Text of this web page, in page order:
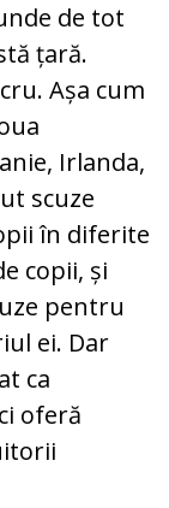
de tot
țară.
Așa cum
Irlanda,
scuze
în diferite
copii, și
pentru
ei. Dar
ca
oferă